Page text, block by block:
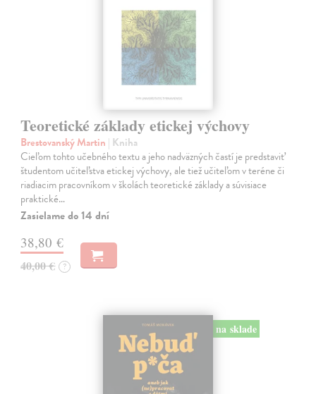
Teoretické základy etickej výchovy
Brestovanský Martin | Kniha
Cieľom tohto učebného textu a jeho nadväzných častí je predstaviť
študentom učiteľstva etickej výchovy, ale tiež učiteľom v teréne či
riadiacim pracovníkom v školách teoretické základy a súvisiace
praktické…
Zasielame do 14 dní
38,80 €
40,00 € ?
na sklade